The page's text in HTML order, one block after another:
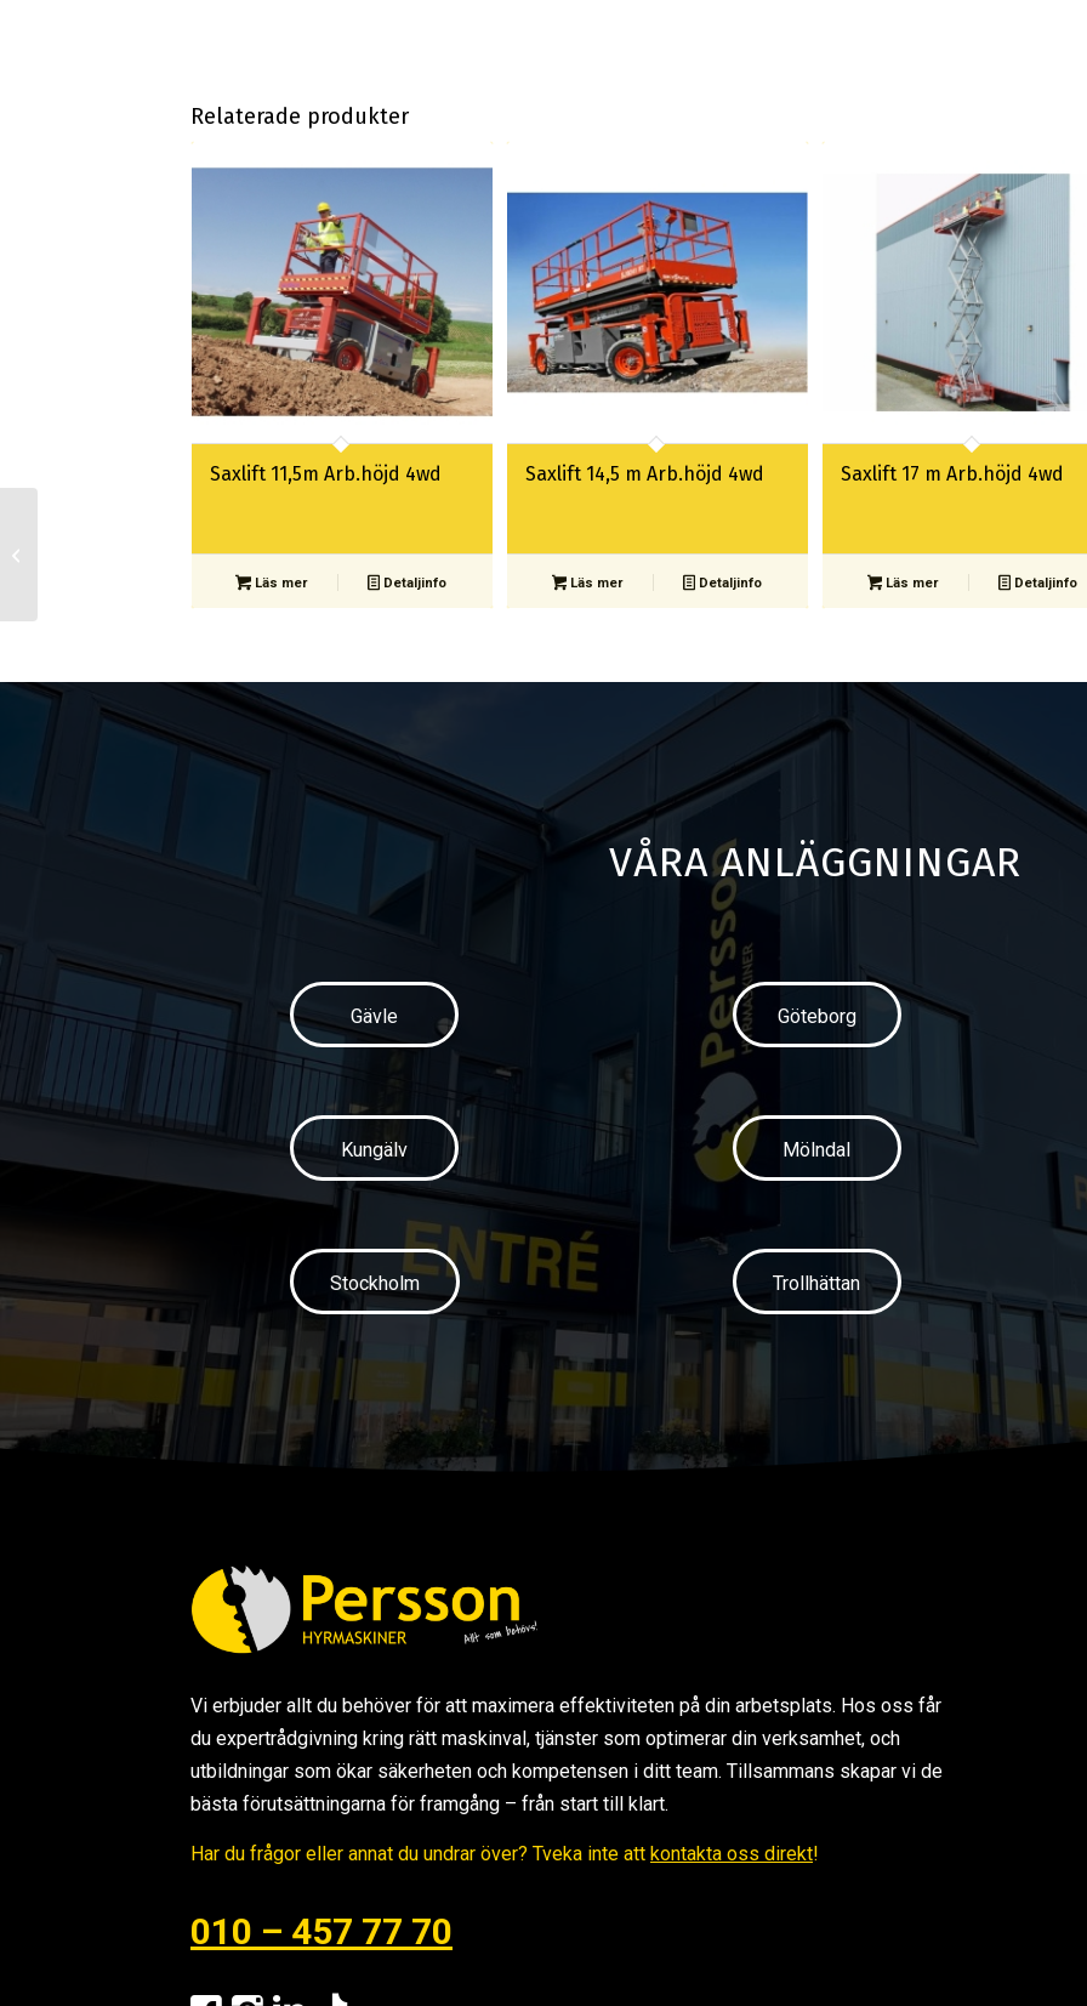
Relaterade produkter
Saxlift 11,5m Arb.höjd 4wd
Läs mer Detaljinfo
Saxlift 14,5 m Arb.höjd 4wd
Läs mer Detaljinfo
Saxlift 17 m Arb.höjd 4wd
Läs mer Detaljinfo
VÅRA ANLÄGGNINGAR
Gävle Göteborg
Kungälv Mölndal
Stockholm Trollhättan
Vi erbjuder allt du behöver för att maximera effektiviteten på din arbetsplats. Hos oss får
du expertrådgivning kring rätt maskinval, tjänster som optimerar din verksamhet, och
utbildningar som ökar säkerheten och kompetensen i ditt team. Tillsammans skapar vi de
bästa förutsättningarna för framgång – från start till klart.
Har du frågor eller annat du undrar över? Tveka inte att kontakta oss direkt!
010 – 457 77 70
Batteri kap & ger milwaukee